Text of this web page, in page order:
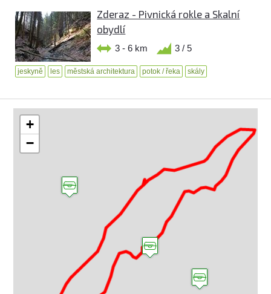
Zderaz - Pivnická rokle a Skalní
obydlí
3 - 6 km 3 / 5
jeskyně les městská architektura potok / řeka skály
+
−